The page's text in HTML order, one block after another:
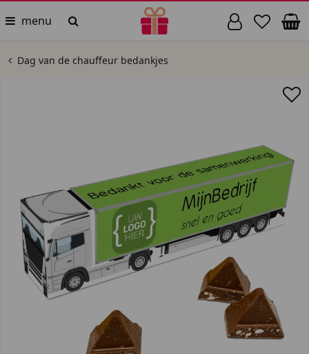
menu
Dag van de chauffeur bedankjes